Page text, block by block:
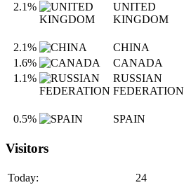
2.1%
UNITED
KINGDOM
2.1%
CHINA
1.6%
CANADA
1.1%
RUSSIAN
FEDERATION
0.5% SPAIN
Visitors
Today: 24